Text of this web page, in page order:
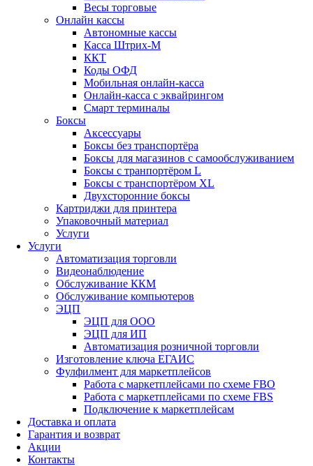
Весы торговые
Онлайн кассы
Автономные кассы
Касса Штрих-М
ККТ
Коды ОФД
Мобильная онлайн-касса
Онлайн-касса с эквайрингом
Смарт терминалы
Боксы
Аксессуары
Боксы без транспортёра
Боксы для магазинов с самообслуживанием
Боксы с транпортёром L
Боксы с транспортёром XL
Двухсторонние боксы
Картриджи для принтера
Упаковочный материал
Услуги
Услуги
Автоматизация торговли
Видеонаблюдение
Обслуживание ККМ
Обслуживание компьютеров
ЭЦП
ЭЦП для ООО
ЭЦП для ИП
Автоматизация розничной торговли
Изготовление ключа ЕГАИС
Фулфилмент для маркетплейсов
Работа с маркетплейсами по схеме FBO
Работа с маркетплейсами по схеме FBS
Подключение к маркетплейсам
Доставка и оплата
Гарантия и возврат
Акции
Контакты